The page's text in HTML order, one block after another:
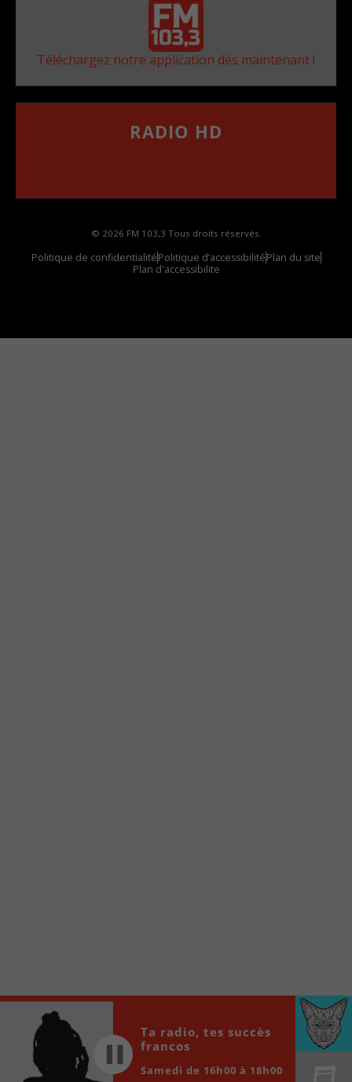
Téléchargez notre application dès maintenant !
RADIO HD
© 2026 FM 103,3 Tous droits réservés.
Politique de confidentialitéPolitique d’accessibilitéPlan du site
Plan d'accessibilite
locale vous sont maintenant accessibles en un clic!
Audio
Player
00:00 00:00
Ta radio, tes succès
francos
Samedi de 16h00 à 18h00